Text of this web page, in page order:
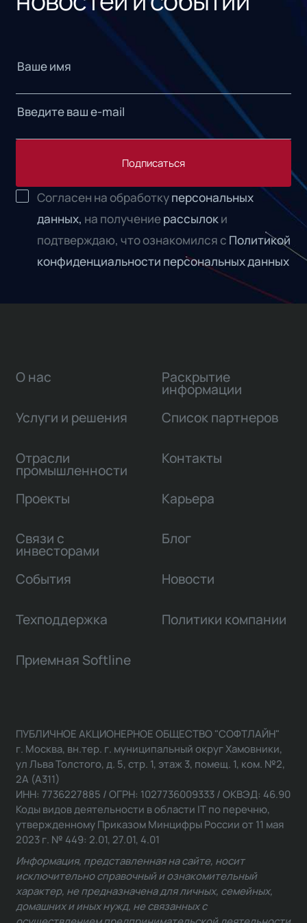
Подписаться
Согласен на обработкуперсональных
данных, на получениерассылоки
подтверждаю, что ознакомился с Политикой
конфиденциальности персональных данных
О нас
Услуги и решения
Отрасли
промышленности
Проекты
Связи с
инвесторами
Раскрытие
информации
Список партнеров
Контакты
Карьера
Блог
События Новости
Техподдержка Политики компании
Приемная Softline
ПУБЛИЧНОЕ АКЦИОНЕРНОЕ ОБЩЕСТВО "СОФТЛАЙН"
г. Москва, вн.тер. г. муниципальный округ Хамовники,
ул Льва Толстого, д. 5, стр. 1, этаж 3, помещ. 1, ком. №2,
2А (А311)
ИНН: 7736227885 / ОГРН: 1027736009333 / ОКВЭД: 46.90
Коды видов деятельности в области IT по перечню,
утвержденному Приказом Минцифры России от 11 мая
2023 г. № 449: 2.01, 27.01, 4.01
Информация, представленная на сайте, носит
исключительно справочный и ознакомительный
характер, не предназначена для личных, семейных,
домашних и иных нужд, не связанных с